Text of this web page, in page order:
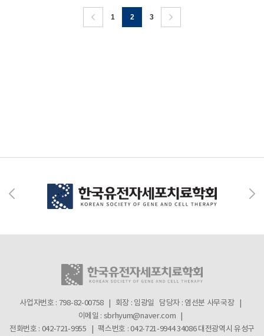
1 2 3
사업자번호 : 798-82-00758 | 회장 : 임광일 담당자 : 염선분 사무국장 |
이메일 : sbrhyum@naver.com |
전화번호 : 042-721-9955 | 팩스번호 : 042-721-994434086 대전광역시 유성구